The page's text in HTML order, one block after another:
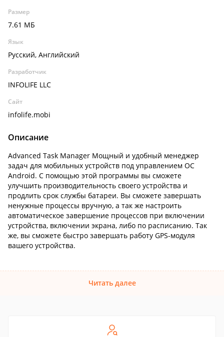
Размер
7.61 МБ
Язык
Русский, Английский
Разработчик
INFOLIFE LLC
Сайт
infolife.mobi
Описание
Advanced Task Manager Мощный и удобный менеджер
задач для мобильных устройств под управлением ОС
Android. С помощью этой программы вы сможете
улучшить производительность своего устройства и
продлить срок службы батареи. Вы сможете завершать
ненужные процессы вручную, а так же настроить
автоматическое завершение процессов при включении
устройства, включении экрана, либо по расписанию. Так
же, вы сможете быстро завершать работу GPS-модуля
вашего устройства.
Читать далее